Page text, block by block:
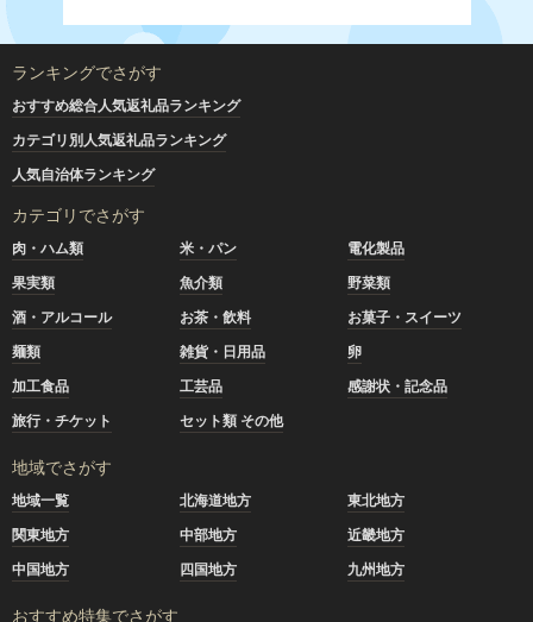
ランキングでさがす
おすすめ総合人気返礼品ランキング
カテゴリ別人気返礼品ランキング
人気自治体ランキング
カテゴリでさがす
肉・ハム類 米・パン
電化製品
果実類
魚介類
野菜類
酒・アルコール
お茶・飲料
お菓子・スイーツ
麺類
雑貨・日用品
卵
加工食品
工芸品
感謝状・記念品
旅行・チケット
セット類 その他
地域でさがす
地域一覧 北海道地方
東北地方
関東地方
中部地方
近畿地方
中国地方
四国地方 九州地方
おすすめ特集でさがす